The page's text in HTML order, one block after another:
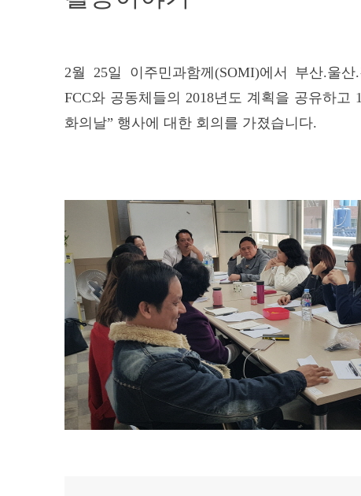
2월 25일 이주민과함께(SOMI)에서 부산.울산.
FCC와 공동체들의2018년도 계획을 공유하고
화의날” 행사에 대한 회의를 가졌습니다.